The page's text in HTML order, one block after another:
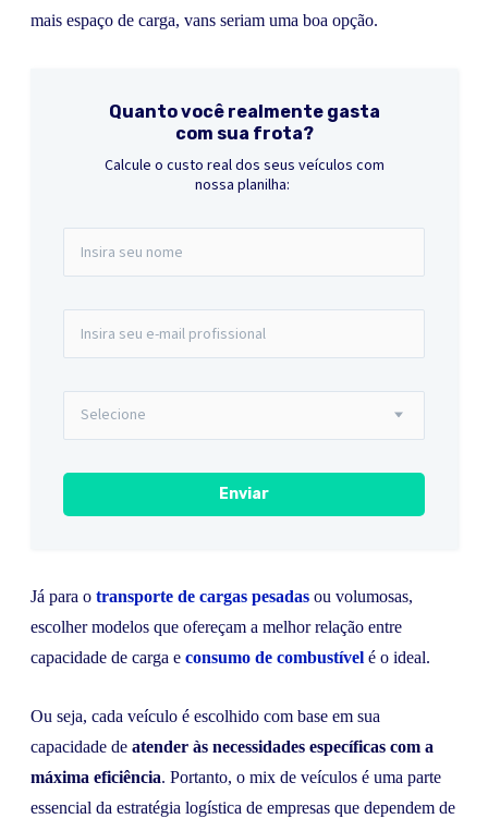
mais espaço de carga, vans seriam uma boa opção.
Quanto você realmente gasta
com sua frota?
Calcule o custo real dos seus veículos com
nossa planilha:
Já para o transporte de cargas pesadas ou volumosas,
escolher modelos que ofereçam a melhor relação entre
capacidade de carga e consumo de combustível é o ideal.
Ou seja, cada veículo é escolhido com base em sua
capacidade de atender às necessidades específicas com a
máxima eficiência. Portanto, o mix de veículos é uma parte
essencial da estratégia logística de empresas que dependem de